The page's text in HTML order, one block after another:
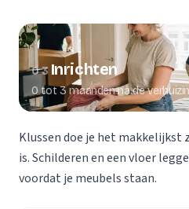
03 Inrichten
0 tot 3 maanden na de
Klussen doe je het makkelijkst
is. Schilderen en een vloer
voordat je meubels staan.